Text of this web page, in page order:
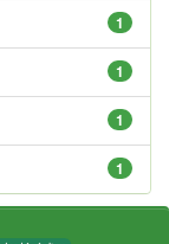
1
1
1
1